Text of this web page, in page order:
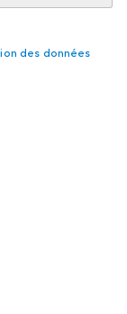
des données